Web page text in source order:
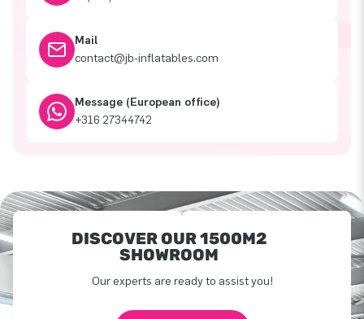
Mail
contact@jb-inflatables.com
Message (European office)
+316 27344742
DISCOVER OUR 1500M2
SHOWROOM
Our experts are ready to assist you!